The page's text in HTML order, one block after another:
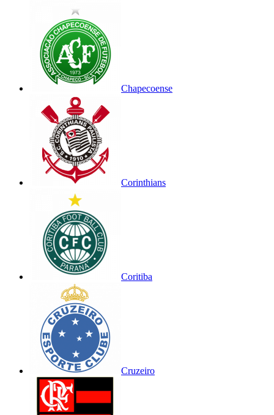
Chapecoense
Corinthians
Coritiba
Cruzeiro